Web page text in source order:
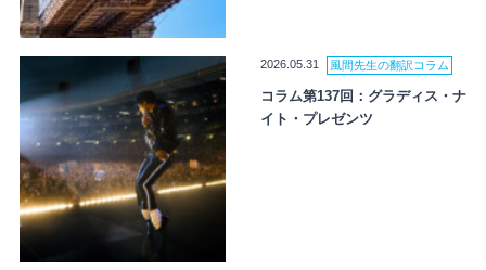
2026.05.31 風間先生の翻訳コラム
コラム第137回：グラディス・ナ
イト・プレゼンツ